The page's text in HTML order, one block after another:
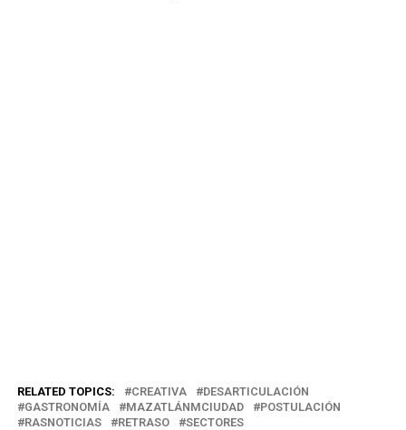
RELATED TOPICS: CREATIVA
DESARTICULACIÓN
GASTRONOMÍA
MAZATLÁNMCIUDAD
POSTULACIÓN
RASNOTICIAS
RETRASO SECTORES